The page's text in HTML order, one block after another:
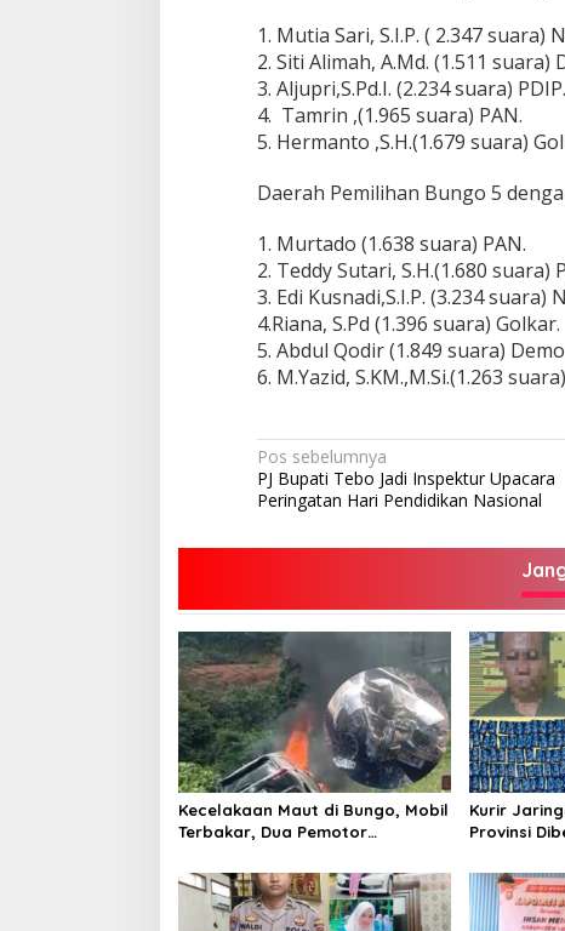
1. Mutia Sari, S.I.P. ( 2.347 suara)
2. Siti Alimah, A.Md. (1.511 suara)
3. Aljupri,S.Pd.I. (2.234 suara) PDIP.
4. Tamrin ,(1.965 suara) PAN.
5. Hermanto ,S.H.(1.679 suara)
Daerah Pemilihan Bungo 5
1. Murtado (1.638 suara) PAN.
2. Teddy Sutari, S.H.(1.680 suara)
3. Edi Kusnadi,S.I.P. (3.234 suara)
4.Riana, S.Pd (1.396 suara) Golkar.
5. Abdul Qodir (1.849 suara)
6. M.Yazid, S.KM.,M.Si.(1.263
Navigasi
pos
Pos sebelumnya
PJ Bupati Tebo Jadi Inspektur Upacara
Peringatan Hari Pendidikan Nasional
Kecelakaan Maut di Bungo, Mobil
Terbakar, Dua Pemotor
Kurir
Provinsi